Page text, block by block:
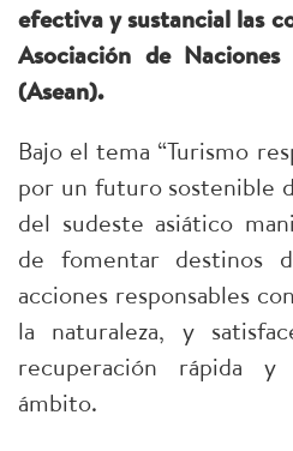
efectiva y sustancial las
Asociación de
(Asean).
Bajo el tema “Turismo
por un futuro sostenible
del sudeste asiático
de fomentar destinos
acciones responsables
la naturaleza, y
recuperación rápida
ámbito.